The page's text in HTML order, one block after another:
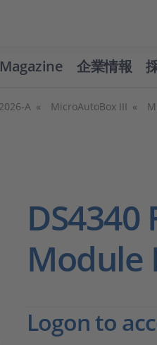
Magazine 企業情報
A MicroAutoBox III
Module
Logon to